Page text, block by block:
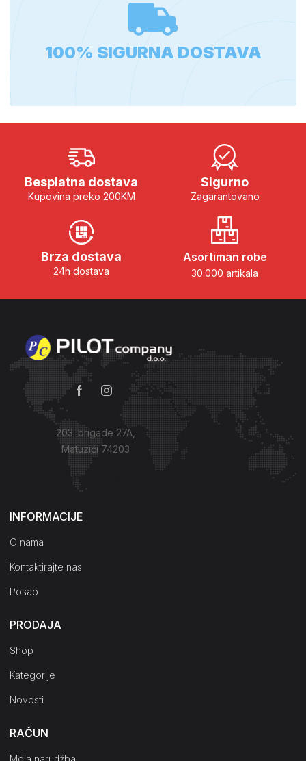
100% SIGURNA DOSTAVA
Besplatna dostava
Kupovina preko 200KM
Sigurno
Zagarantovano
Brza dostava
24h dostava
Asortiman robe
30.000 artikala
203. brigade 27A,
Matuzići 74203
Kako do nas?
INFORMACIJE
O nama
Kontaktirajte nas
Posao
PRODAJA
Shop
Kategorije
Novosti
RAČUN